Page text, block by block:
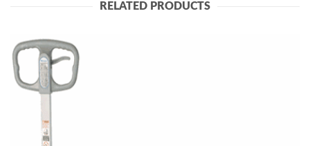
RELATED PRODUCTS